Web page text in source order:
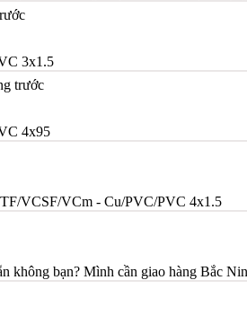
3x1.5
trước
4x95
VCSF/VCm - Cu/PVC/PVC 4x1.5
không bạn? Mình cần giao hàng Bắc